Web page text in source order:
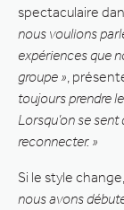
spectaculaire
nous voulions
expériences que
groupe » ,
toujours prendre
Lorsqu’on se
reconnecter. »
Si le style
nous avons